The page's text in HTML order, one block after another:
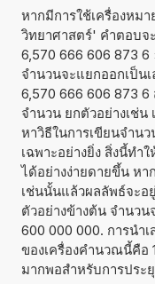
หากมีการใช้เครื่องหม
วิทยาศาสตร์' คำตอบจ
6,570 666 606 873 6
จำนวนจะแยกออกเป็น
6,570 666 606 873
จำนวน ยกตัวอย่างเช่
หาวิธีในการเขียนจำน
เฉพาะอย่างยิ่ง สิ่งนี้ทำ
ได้อย่างง่ายดายขึ้น หา
เช่นนั้นแล้วผลลัพธ์จะอ
ตัวอย่างข้างต้น จำนว
600 000 000. การนำ
ของเครื่องคำนวณนี้คือ
มากพอสำหรับการประ